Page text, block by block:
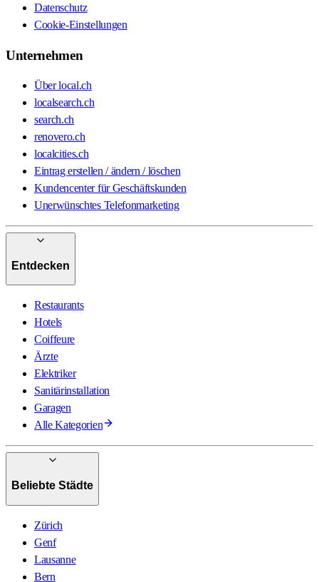
Datenschutz
Cookie-Einstellungen
Unternehmen
Über local.ch
localsearch.ch
search.ch
renovero.ch
localcities.ch
Eintrag erstellen / ändern / löschen
Kundencenter für Geschäftskunden
Unerwünschtes Telefonmarketing
Entdecken
Restaurants
Hotels
Coiffeure
Ärzte
Elektriker
Sanitärinstallation
Garagen
Alle Kategorien
Beliebte Städte
Zürich
Genf
Lausanne
Bern